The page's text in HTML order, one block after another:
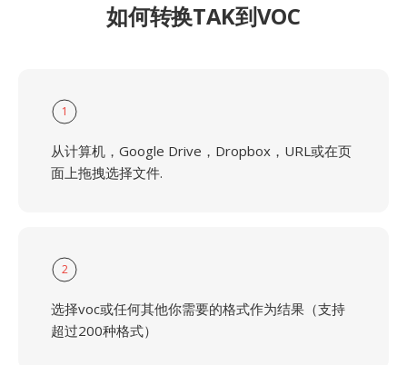
如何转换TAK到VOC
1
从计算机，Google Drive，Dropbox，URL或在页
面上拖拽选择文件.
2
选择voc或任何其他你需要的格式作为结果（支持
超过200种格式）